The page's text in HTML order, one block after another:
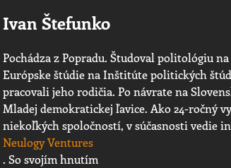
Ivan Štefunko
Pochádza z Popradu. Študoval politológiu
Európske štúdie na Inštitúte politických
pracovali jeho rodičia. Po návrate na
Mladej demokratickej ľavice. Ako 24-ročný
niekoľkých spoločností, v súčasnosti vedie
Neulogy Ventures
. So svojím hnutím